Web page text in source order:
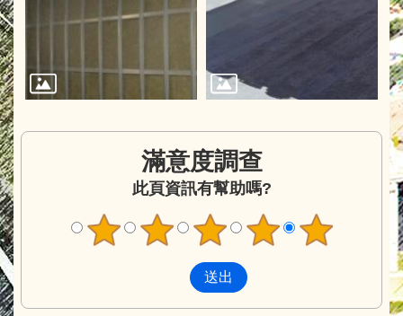
滿意度調查
此頁資訊有幫助嗎?